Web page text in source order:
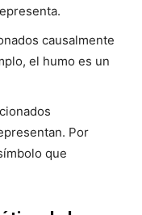
causalmente
el humo es un
Por
que